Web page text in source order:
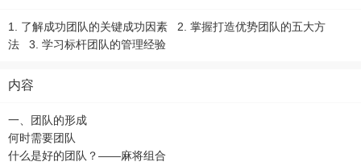
1. 了解成功团队的关键成功因素 2. 掌握打造优势团队的五大方
法 3. 学习标杆团队的管理经验
内容
一、团队的形成
何时需要团队
什么是好的团队？——麻将组合